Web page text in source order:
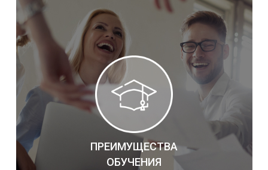
ПРЕИМУЩЕСТВА
ОБУЧЕНИЯ